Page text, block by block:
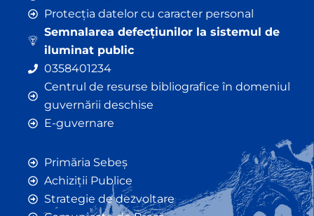
Protecția datelor cu caracter personal
Semnalarea defecțiunilor la sistemul de
iluminat public
0358401234
Centrul de resurse bibliografice în domeniul
guvernării deschise
E-guvernare
Primăria Sebeș
Achiziții Publice
Strategie de dezvoltare